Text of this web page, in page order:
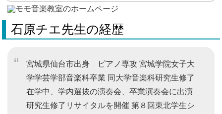
石原チエ先生の経歴
宮城県仙台市出身 ピアノ専攻 宮城学院女子大
学学芸学部音楽科卒業 同大学音楽科研究生修了
在学中、学内選抜の演奏会、卒業演奏会に出演
研究生修了リサイタルを開催 第８回東北学生シ